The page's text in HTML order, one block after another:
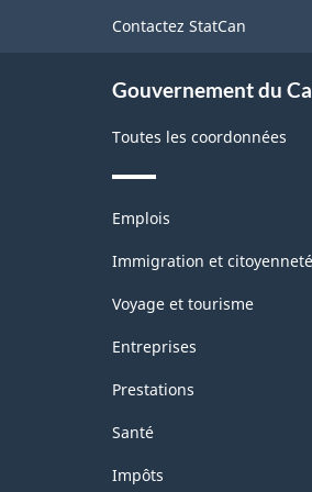
Contactez StatCan
Gouvernement du
Toutes les coordonnées
Thèmes
sujets
Emplois
Immigration et citoyenneté
Voyage et tourisme
Entreprises
Prestations
Santé
Impôts